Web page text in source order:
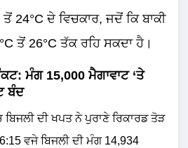
24°C ਦੇ ਵਿਚਕਾਰ, ਜਦੋਂ ਕਿ ਬਾਕੀ
ਤੋਂ 26°C ਤੱਕ ਰਹਿ ਸਕਦਾ ਹੈ।
ਮੰਗ 15,000 ਮੈਗਾਵਾਟ ‘ਤੇ
ਬੰਦ
ਦੀ ਖਪਤ ਨੇ ਪੁਰਾਣੇ ਰਿਕਾਰਡ ਤੋੜ
ਵਜੇ ਬਿਜਲੀ ਦੀ ਮੰਗ 14,934